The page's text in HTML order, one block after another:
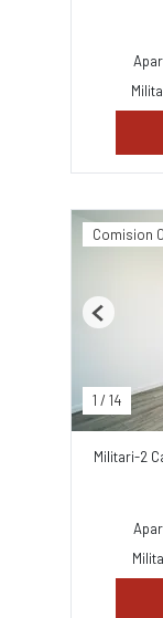
Comision
1 / 14
Previous
Militari-2